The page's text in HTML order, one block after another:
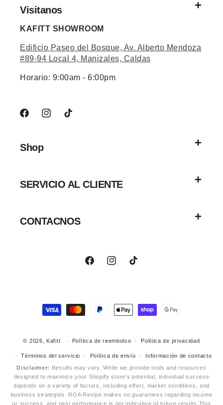
Visitanos
KAFITT SHOWROOM
Edificio Paseo del Bosque, Av. Alberto Mendoza
#89-94 Local 4, Manizales, Caldas
Horario: 9:00am - 6:00pm
FacebookInstagramTikTok
Shop
SERVICIO AL CLIENTE
CONTACNOS
FacebookInstagramTikTok
de
© 2026, Kafitt Política de reembolso Política de privacidad
Términos del servicio Política de envío
Información de contacto
Disclaimer: Results may vary. While we provide tools and resources
designed to maximize your Shopify store’s potential, individual success
depends on a variety of factors, including effort, market conditions, and
business strategies. ROA Recipe makes no guarantees regarding income
or success, and past performance is not indicative of future results.This